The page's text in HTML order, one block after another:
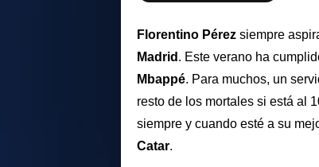
Florentino Pérez siempre
Madrid . Este verano ha
Mbappé. Para muchos, un
resto de los mortales si está al
siempre y cuando esté a su
Catar.